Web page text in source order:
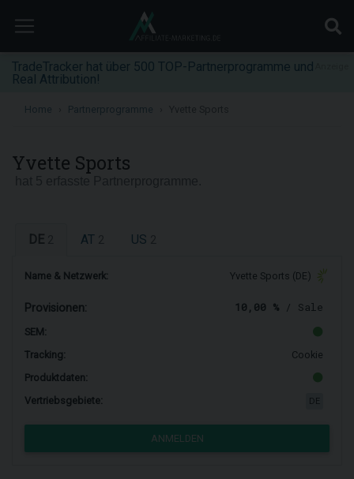
TradeTracker hat über 500 TOP-Partnerprogramme und
Real Attribution!
Home Partnerprogramme
Yvette Sports
DE AT US
Name & Netzwerk: Yvette Sports (DE)
Provisionen: 10,00 % / Sale
SEM:
Tracking:
Cookie
Produktdaten:
Vertriebsgebiete:
ANMELDEN